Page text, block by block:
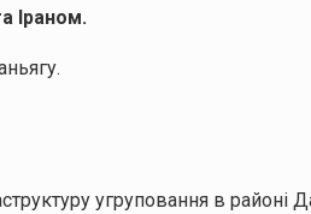
Іраном.
угруповання в районі